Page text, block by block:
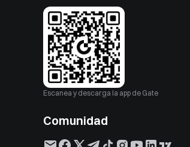
Escanea y descarga la app de Gate
Comunidad